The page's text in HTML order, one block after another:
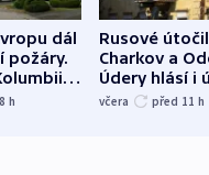
dál
požáry.
tisíce lidí
h
Rusové
Charkov a
Údery hlásí i
Bělgorodu
včera před 11 h